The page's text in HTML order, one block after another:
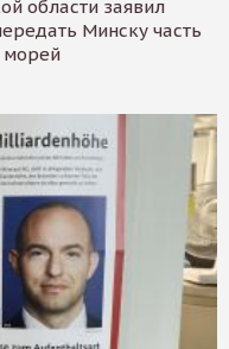
области заявил
Минску часть
морей